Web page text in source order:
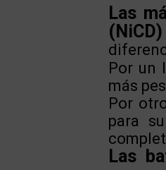
Las
Por un
más
Por
para
Las